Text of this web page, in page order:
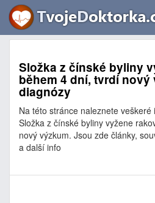
Složka z čínské byliny
během 4 dní, tvrdí nový
diagnózy
Na této stránce naleznete
Složka z čínské byliny vyžene
nový výzkum. Jsou zde články,
a další info